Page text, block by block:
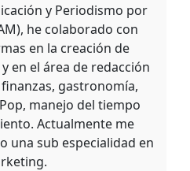
y Periodismo por
he colaborado con
en la creación de
en el área de redacción
gastronomía,
manejo del tiempo
Actualmente me
una sub especialidad en